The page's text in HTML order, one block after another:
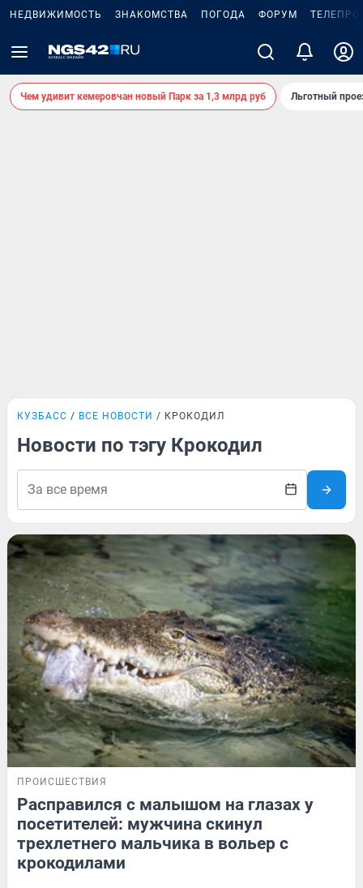
НЕДВИЖИМОСТЬ ЗНАКОМСТВА ПОГОДА ФОРУМ
Чем удивит кемеровчан новый Парк за 1,3 млрд руб Льготный
КУЗБАСС ВСЕ НОВОСТИ КРОКОДИЛ
Новости по тэгу Крокодил
ПРОИСШЕСТВИЯ
Расправился с малышом на глазах у
посетителей: мужчина скинул
трехлетнего мальчика в вольер с
крокодилами